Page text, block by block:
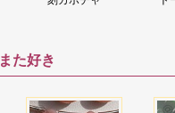
また好き